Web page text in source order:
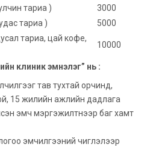
тариа )
3000
тариа ) 5000
тариа, цай кофе,
10000
клиник эмнэлэг” нь :
тав тухтай орчинд,
15 жилийн ажлийн дадлага
эмч мэргэжилтнээр баг хамт
эмчилгээний чиглэлээр